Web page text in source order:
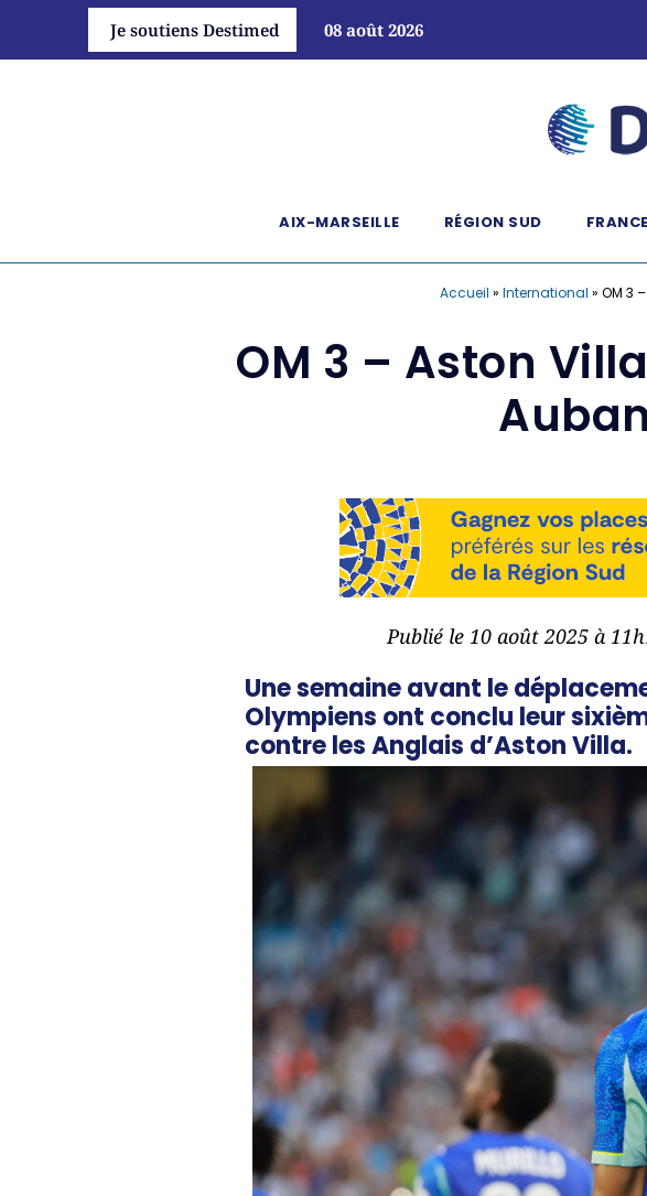
Je soutiens Destimed 08 août 2026
AIX-MARSEILLE RÉGION SUD FRANCE
Accueil » International » OM 3
OM 3 – Aston
Publié le 10 août 2025 à
Une semaine avant le
Olympiens ont conclu leur
contre les Anglais d’Aston Villa.